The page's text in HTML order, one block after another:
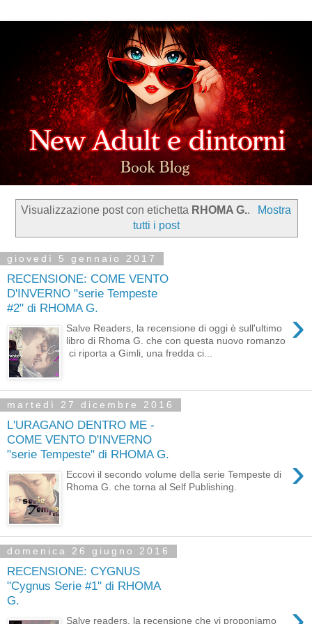
Visualizzazione post con etichetta RHOMA G..
Mostra
tutti i post
giovedì 5 gennaio 2017
RECENSIONE: COME VENTO
D'INVERNO "serie Tempeste
#2" di RHOMA G.
›
Salve Readers, la recensione di oggi è sull'ultimo
libro di Rhoma G. che con questa nuovo romanzo
ci riporta a Gimli, una fredda ci...
martedì 27 dicembre 2016
L'URAGANO DENTRO ME -
COME VENTO D'INVERNO
"serie Tempeste" di RHOMA G.
›
Eccovi il secondo volume della serie Tempeste di
Rhoma G. che torna al Self Publishing.
domenica 26 giugno 2016
RECENSIONE: CYGNUS
"Cygnus Serie #1" di RHOMA
G.
Salve readers, la recensione che vi proponiamo